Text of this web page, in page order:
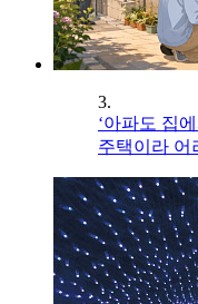
3.
‘아파도 집
주택이라 어